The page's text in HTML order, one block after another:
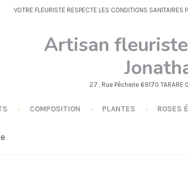
VOTRE FLEURISTE RESPECTE LES CONDITIONS
Artisan
27 , Rue Pêcherie 69170
COMPOSITION PLANTES ROSES